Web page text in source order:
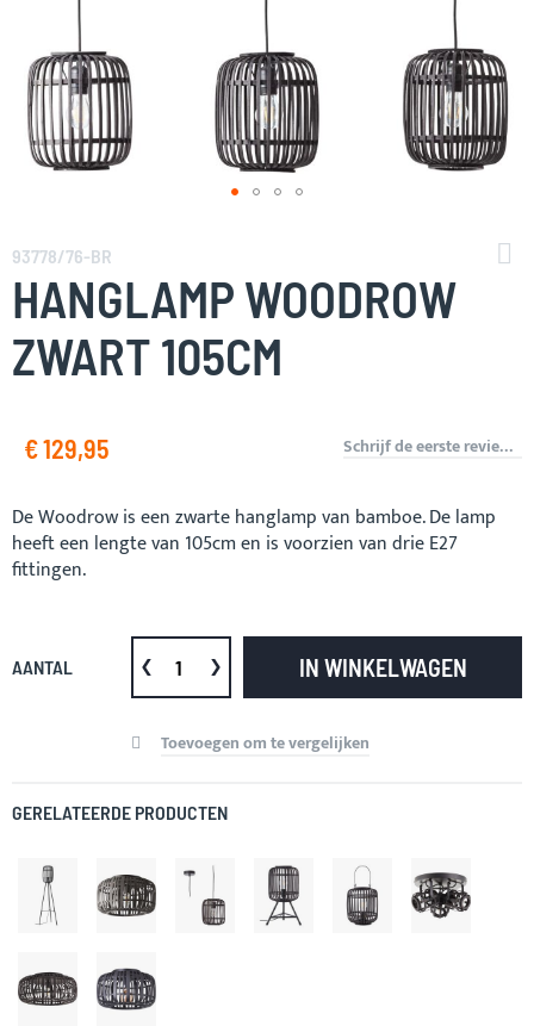
naar
het
begin
van
de
afbeeldingen-
93778/76-BR
HANGLAMP WOODROW
ZWART 105CM
€ 129,95 Schrijf de eerste review over dit product
De Woodrow is een zwarte hanglamp van bamboe. De lamp
heeft een lengte van 105cm en is voorzien van drie E27
fittingen.
AANTAL IN WINKELWAGEN
Toevoegen om te vergelijken
GERELATEERDE PRODUCTEN